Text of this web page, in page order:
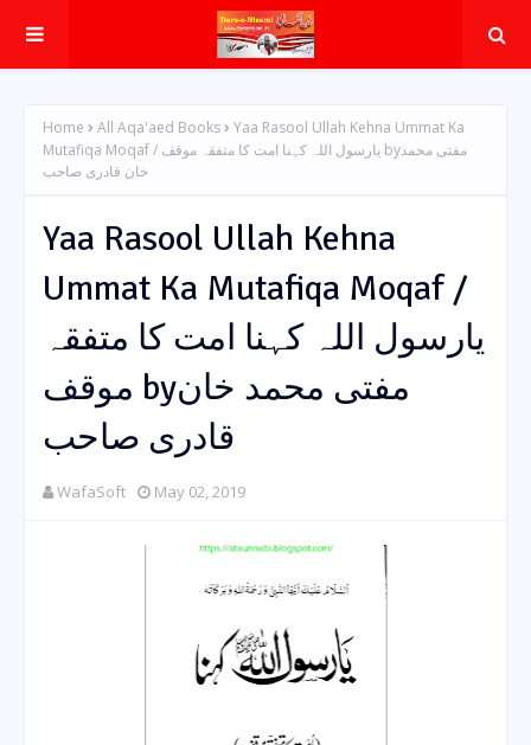
Home All Aqa'aed Books
Yaa Rasool Ullah Kehna Ummat Ka
Mutafiqa Moqaf / یارسول اللہ کہنا امت کا متفقہ موقف byمفتی محمد
خان قادری صاحب
Yaa Rasool Ullah Kehna
Ummat Ka Mutafiqa Moqaf /
یارسول اللہ کہنا امت کا متفقہ
موقف byمفتی محمد خان
قادری صاحب
WafaSoft May 02, 2019